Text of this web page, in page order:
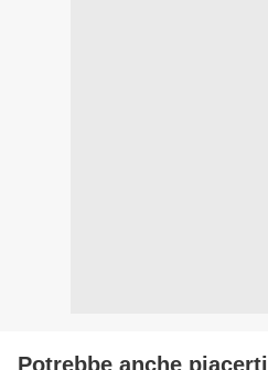
Potrebbe anche piacerti